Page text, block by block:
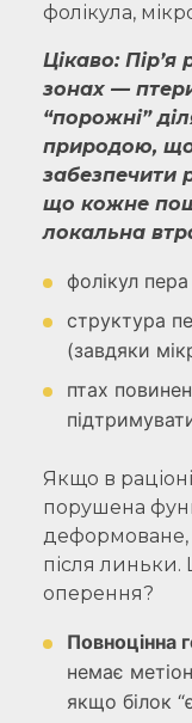
фолікула,
Цікаво: Пір’я
зонах —
“порожні”
природою,
забезпечити
що кожне
локальна
фолікул
структура
(завдяки
птах
Якщо в
порушена
деформоване,
після линьки.
оперення?
Повноцінна
немає
якщо білок